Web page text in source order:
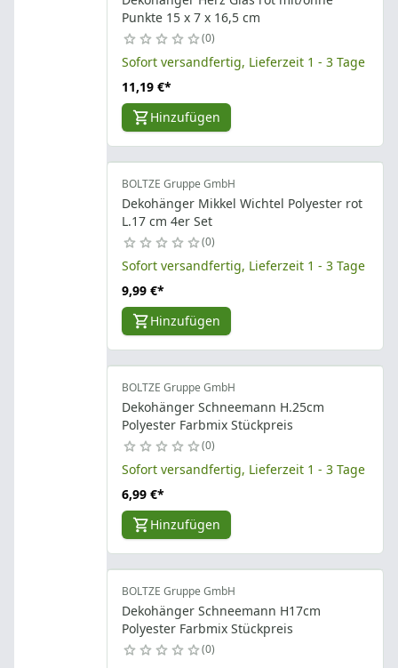
Punkte 15 x 7 x 16,5 cm
0
Sofort versandfertig, Lieferzeit 1 - 3 Tage
11,19 €*
Hinzufügen
BOLTZE Gruppe GmbH
Dekohänger Mikkel Wichtel Polyester rot
L.17 cm 4er Set
0
Sofort versandfertig, Lieferzeit 1 - 3 Tage
9,99 €*
Hinzufügen
BOLTZE Gruppe GmbH
Dekohänger Schneemann H.25cm
Polyester Farbmix Stückpreis
0
Sofort versandfertig, Lieferzeit 1 - 3 Tage
6,99 €*
Hinzufügen
BOLTZE Gruppe GmbH
Dekohänger Schneemann H17cm
Polyester Farbmix Stückpreis
0